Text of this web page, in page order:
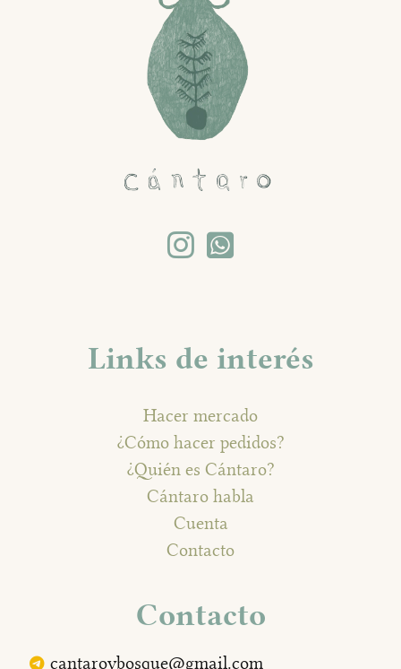
Links de interés
Hacer mercado
¿Cómo hacer pedidos?
¿Quién es Cántaro?
Cántaro habla
Cuenta
Contacto
Contacto
cantaroybosque@gmail.com